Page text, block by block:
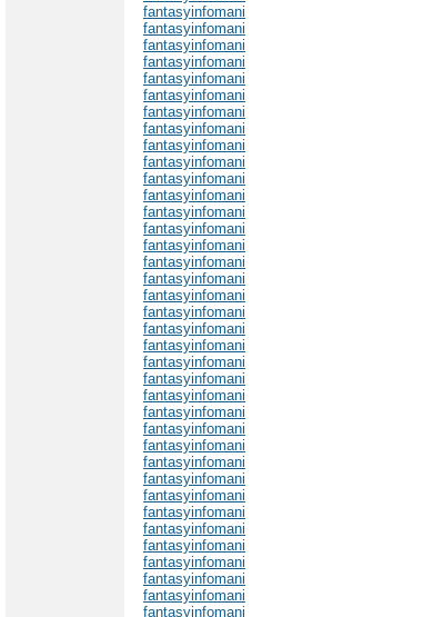
fantasyinfomani
fantasyinfomani
fantasyinfomani
fantasyinfomani
fantasyinfomani
fantasyinfomani
fantasyinfomani
fantasyinfomani
fantasyinfomani
fantasyinfomani
fantasyinfomani
fantasyinfomani
fantasyinfomani
fantasyinfomani
fantasyinfomani
fantasyinfomani
fantasyinfomani
fantasyinfomani
fantasyinfomani
fantasyinfomani
fantasyinfomani
fantasyinfomani
fantasyinfomani
fantasyinfomani
fantasyinfomani
fantasyinfomani
fantasyinfomani
fantasyinfomani
fantasyinfomani
fantasyinfomani
fantasyinfomani
fantasyinfomani
fantasyinfomani
fantasyinfomani
fantasyinfomani
fantasyinfomani
fantasyinfomani